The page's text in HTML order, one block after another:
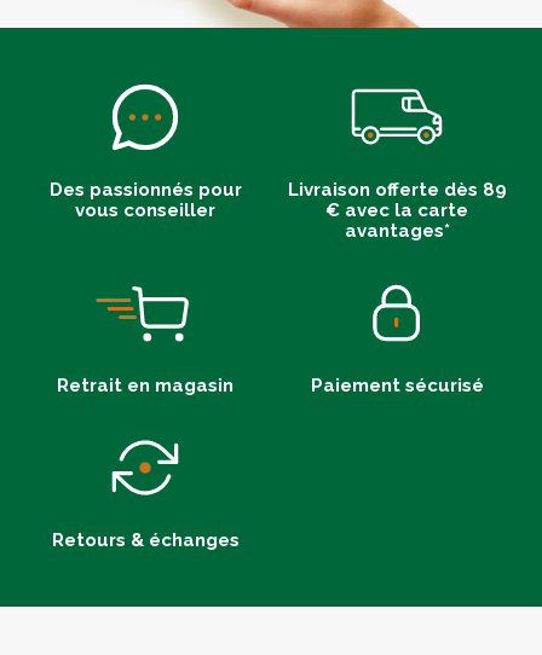
Des passionnés pour
vous conseiller
Livraison offerte dès 89
€ avec la carte
avantages*
Retrait en magasin Paiement sécurisé
Retours & échanges